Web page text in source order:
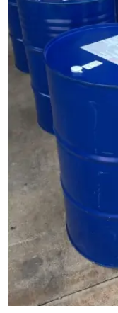
hợp, cũng
- Sơn và
dụng để
như để làm
- Chế biến
dụng để
cũng như
nhựa.
- Tẩy rửa:
tẩy rửa